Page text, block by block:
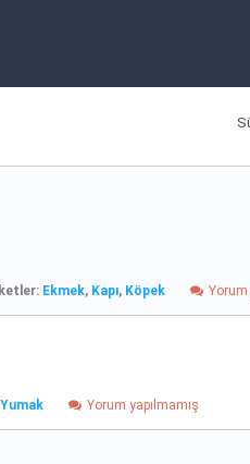
Ekmek, Kapı, Köpek Yorum
Yumak Yorum yapılmamış